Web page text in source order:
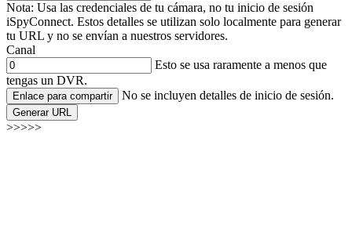
Nota: Usa las credenciales de tu cámara, no tu inicio de sesión
iSpyConnect. Estos detalles se utilizan solo localmente para generar
tu URL y no se envían a nuestros servidores.
Canal
Esto se usa raramente a menos que
tengas un DVR.
Enlace para compartir No se incluyen detalles de inicio de sesión.
Generar URL
>>>>>